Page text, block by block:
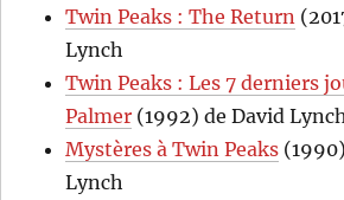
Twin Peaks : The Return
Lynch
Twin Peaks : Les 7 derniers
Palmer (1992) de David Lynch
Mystères à Twin Peaks
Lynch